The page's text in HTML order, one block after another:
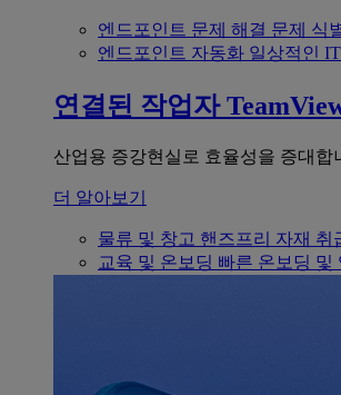
엔드포인트 문제 해결 문제 식
엔드포인트 자동화 일상적인
연결된 작업자
산업용 증강현실로 효율성을 증대합
더 알아보기
물류 및 창고 핸즈프리 자재 취
교육 및 온보딩 빠른 온보딩 및